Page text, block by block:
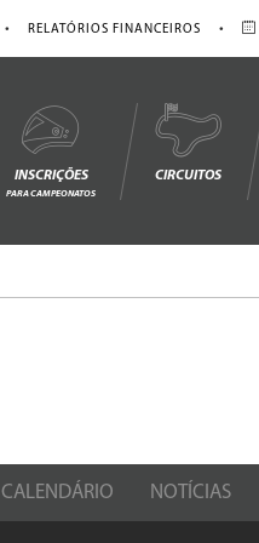
• RELATÓRIOS FINANCEIROS •
INSCRIÇÕES
PARA CAMPEONATOS
CIRCUITOS
CALENDÁRIO NOTÍCIAS